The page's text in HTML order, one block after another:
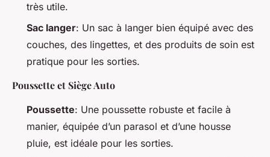
très utile.
Sac langer: Un sac à langer bien équipé avec des
couches, des lingettes, et des produits de soin est
pratique pour les sorties.
Poussette et Siège Auto
Poussette: Une poussette robuste et facile à
manier, équipée d’un parasol et d’une housse
pluie, est idéale pour les sorties.